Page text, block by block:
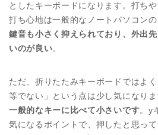
としたキーボードになります。打ち
打ち心地は一般的なノートパソコン
鍵音も小さく抑えられており、外出
いのが良い。
ただ、折りたたみキーボードではよ
等でない」という点は少し気になりま
一般的なキーに比べて小さいです。y
気になるポイントで、押したと思っ